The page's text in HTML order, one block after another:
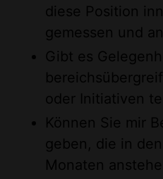
diese Position
gemessen und
Gibt es
oder Initiativen
Können Sie mir
geben, die in
Monaten